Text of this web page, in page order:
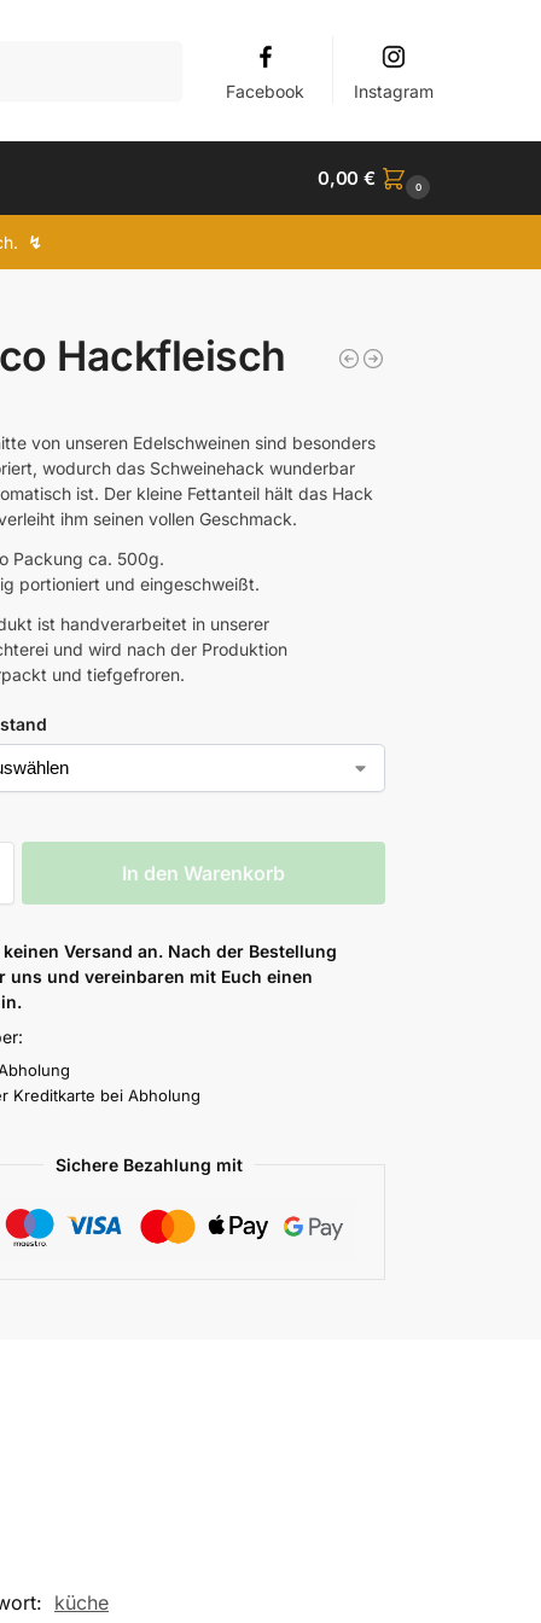
Facebook Instagram
0,00€ 0
↯
Hackfleisch
von unseren Edelschweinen sind besonders
wodurch das Schweinehack wunderbar
ist. Der kleine Fettanteil hält das Hack
ihm seinen vollen Geschmack.
Packung ca. 500g.
portioniert und eingeschweißt.
ist handverarbeitet in unserer
und wird nach der Produktion
und tiefgefroren.
In den Warenkorb
Versand an. Nach der Bestellung
uns und vereinbaren mit Euch einen
Kreditkarte bei Abholung
Sichere Bezahlung mit
küche